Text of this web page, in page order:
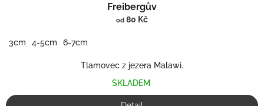
Freibergův
od 80 Kč
3cm 4-5cm 6-7cm
Tlamovec z jezera Malawi.
SKLADEM